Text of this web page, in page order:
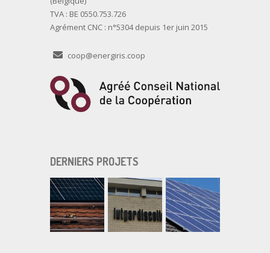
TVA : BE 0550.753.726
Agrément CNC : n°5304 depuis 1er juin 2015
coop@energiris.coop
DERNIERS PROJETS